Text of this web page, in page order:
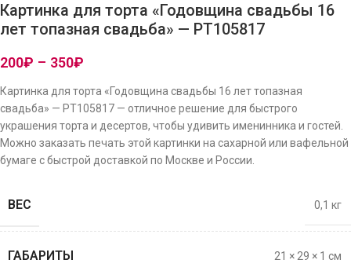
Картинка для торта «Годовщина свадьбы 16
лет топазная свадьба» — PT105817
200₽ – 350₽
Картинка для торта «Годовщина свадьбы 16 лет топазная
свадьба» — PT105817 — отличное решение для быстрого
украшения торта и десертов, чтобы удивить именинника и гостей.
Можно заказать печать этой картинки на сахарной или вафельной
бумаге с быстрой доставкой по Москве и России.
ВЕС 0,1 кг
ГАБАРИТЫ 21 × 29 × 1 см